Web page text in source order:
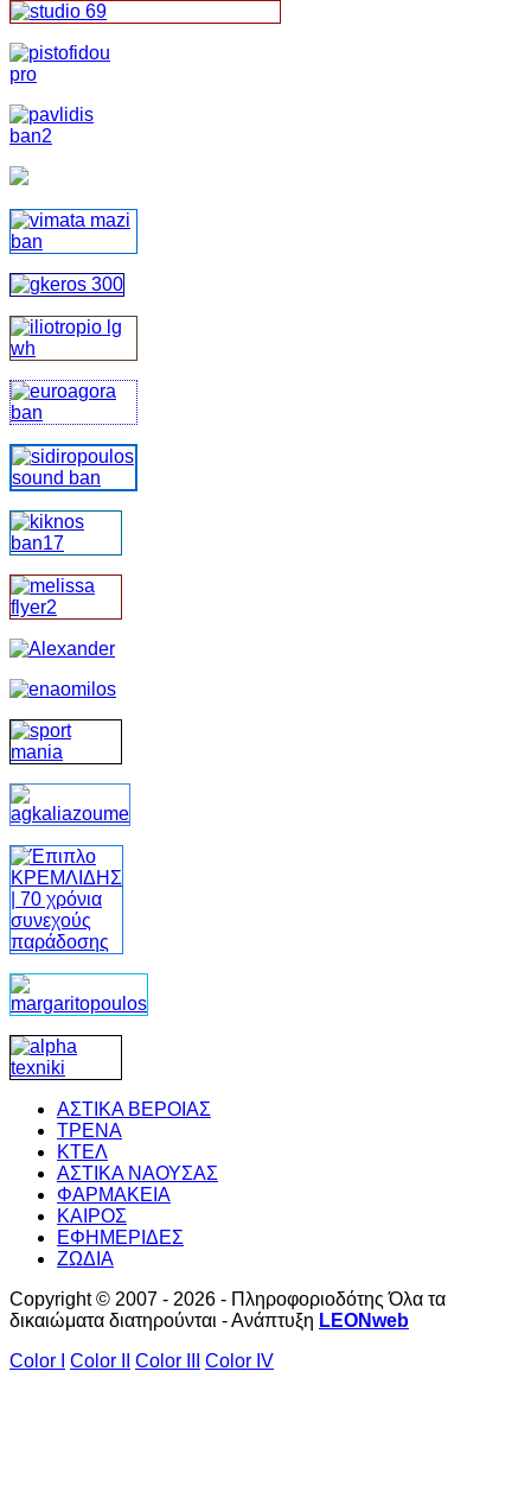
ΑΣΤΙΚΑ ΒΕΡΟΙΑΣ
ΤΡΕΝΑ
ΚΤΕΛ
ΑΣΤΙΚΑ ΝΑΟΥΣΑΣ
ΦΑΡΜΑΚΕΙΑ
ΚΑΙΡΟΣ
ΕΦΗΜΕΡΙΔΕΣ
ΖΩΔΙΑ
Copyright © 2007 - 2026 - Πληροφοριοδότης Όλα τα
δικαιώματα διατηρούνται - Ανάπτυξη LEONweb
Color I
Color II Color III Color IV